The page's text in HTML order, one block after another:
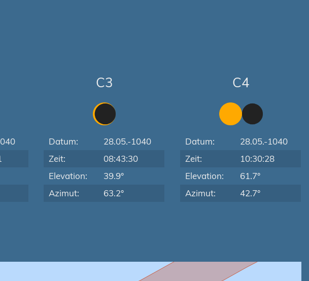
C3
Datum:
28.05.-1040
Zeit:
08:43:30
Elevation:
39.9°
Azimut:
63.2°
C4
Datum:
28.05.-1040
Zeit:
10:30:28
Elevation:
61.7°
Azimut:
42.7°